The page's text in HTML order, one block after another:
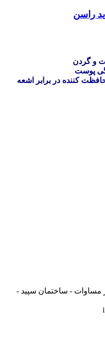
راسن
و گردن
پوست
کننده در برابر اشعه
مساوات - ساختمان سپید -